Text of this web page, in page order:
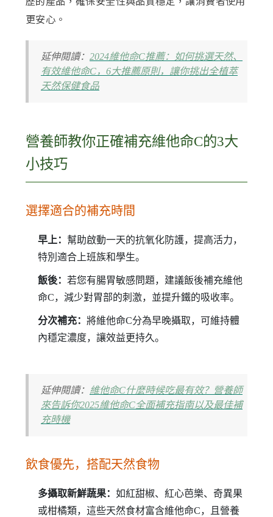
更安心。
延伸閱讀： 2024維他命C推薦：
如何挑選天然、
有效維他命C，6大推薦原則，讓你挑出全植萃
天然保健食品
營養師教你正確補充維他命C的3大
小技巧
選擇適合的補充時間
早上： 幫助啟動一天的抗氧化防護，提高活力，
特別適合上班族和學生。
飯後： 若您有腸胃敏感問題，建議飯後補充維他
命C，減少對胃部的刺激，並提升鐵的吸收率。
分次補充： 將維他命C分為早晚攝取，可維持體
內穩定濃度，讓效益更持久。
延伸閱讀： 維他命C什麼時候吃最有效？營養師
來告訴你2025維他命C全面補充指南以及最佳補
充時機
飲食優先，搭配天然食物
多攝取新鮮蔬果： 如紅甜椒、紅心芭樂、奇異果
或柑橘類，這些天然食材富含維他命C，且營養